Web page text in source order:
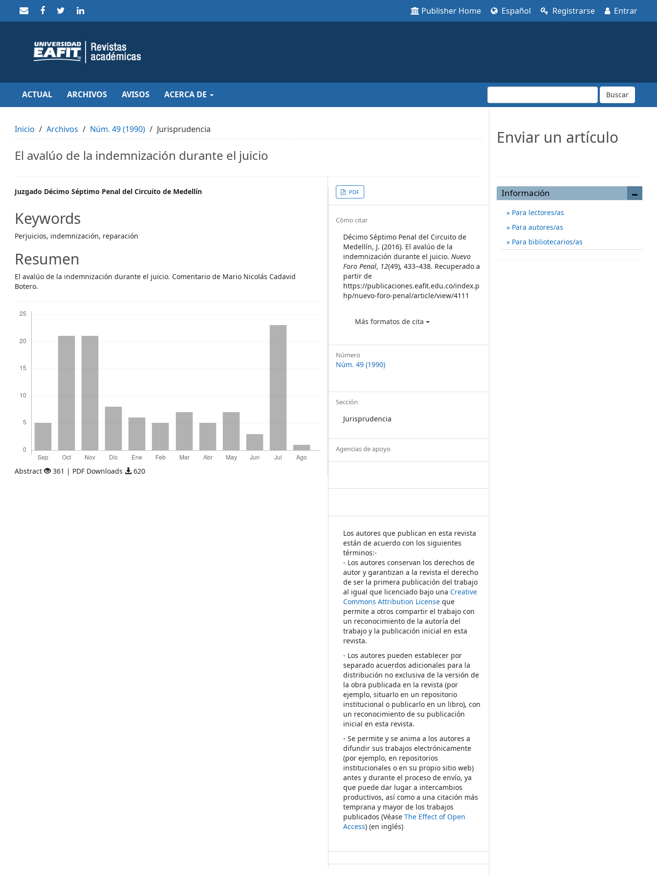
to
Main
Navigation
Content
Sidebar
Publisher Home Español Registrarse Entrar
ACTUAL ARCHIVOS AVISOS ACERCA DE Buscar
Inicio Archivos Núm. 49 (1990) Jurisprudencia
El avalúo de la indemnización durante el juicio
Main
Article
Content
Juzgado Décimo Séptimo Penal del Circuito de Medellín
Keywords
Perjuicios, indemnización, reparación
Resumen
El avalúo de la indemnización durante el juicio. Comentario de Mario Nicolás Cadavid
Botero.
Abstract 361 | PDF Downloads 620
Article
Sidebar
PDF
Article
Details
Cómo citar
Décimo Séptimo Penal del Circuito de
Medellín, J. (2016). El avalúo de la
indemnización durante el juicio.Nuevo
Foro Penal, 12(49), 433–438. Recuperado a
partir de
https://publicaciones.eafit.edu.co/index.p
hp/nuevo-foro-penal/article/view/4111
Más formatos de cita
Número
Núm. 49 (1990)
Sección
Jurisprudencia
Agencias de apoyo
Los autores que publican en esta revista
están de acuerdo con los siguientes
términos:-
- Los autores conservan los derechos de
autor y garantizan a la revista el derecho
de ser la primera publicación del trabajo
al igual que licenciado bajo unaCreative
Commons Attribution License que
permite a otros compartir el trabajo con
un reconocimiento de la autoría del
trabajo y la publicación inicial en esta
revista.
- Los autores pueden establecer por
separado acuerdos adicionales para la
distribución no exclusiva de la versión de
la obra publicada en la revista (por
ejemplo, situarlo en un repositorio
institucional o publicarlo en un libro), con
un reconocimiento de su publicación
inicial en esta revista.
- Se permite y se anima a los autores a
difundir sus trabajos electrónicamente
(por ejemplo, en repositorios
institucionales o en su propio sitio web)
antes y durante el proceso de envío, ya
que puede dar lugar a intercambios
productivos, así como a una citación más
temprana y mayor de los trabajos
publicados (VéaseThe Effect of Open
Access) (en inglés)
Enviar un artículo
Información
Para lectores/as
Para autores/as
Para bibliotecarios/as